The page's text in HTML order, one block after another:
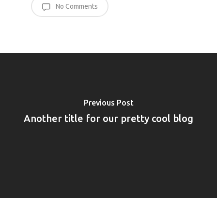
No Comments
Previous Post
Another title for our pretty cool blog